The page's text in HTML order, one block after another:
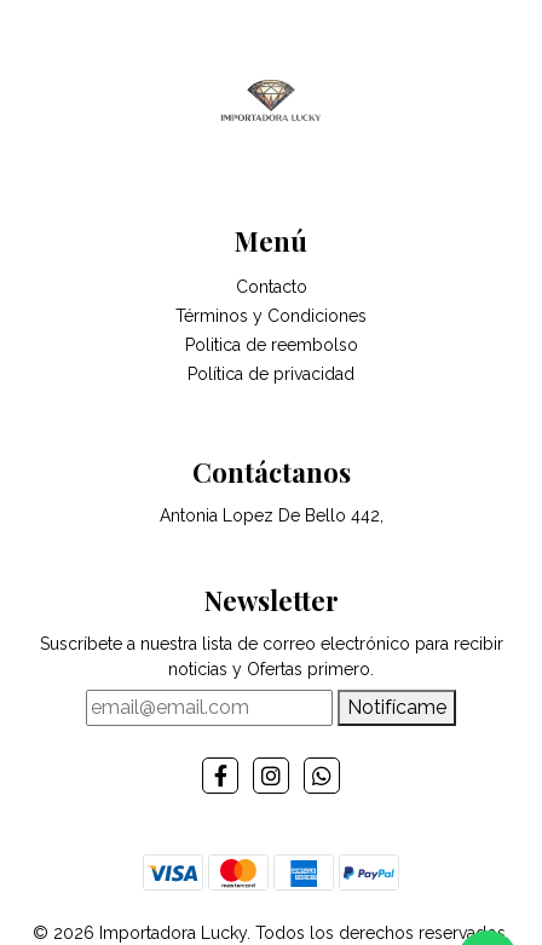
Menú
Contacto
Términos y Condiciones
Politica de reembolso
Política de privacidad
Contáctanos
Antonia Lopez De Bello 442,
Newsletter
Suscríbete a nuestra lista de correo electrónico para recibir
noticias y Ofertas primero.
Notifícame
© 2026 Importadora Lucky. Todos los derechos reservados.